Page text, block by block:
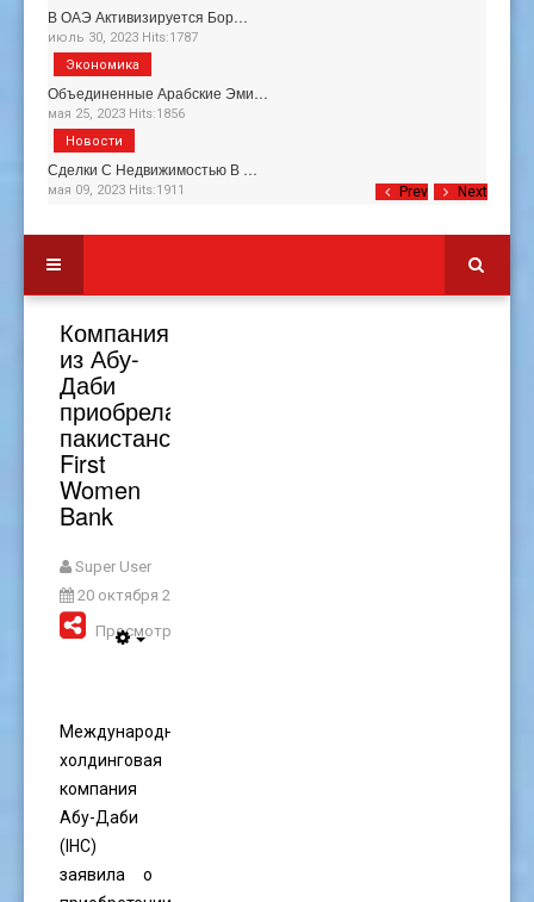
Prev Next
В ОАЭ Активизируется Бор…
июль 30, 2023 Hits:1787
Объединенные Арабские Эми…
мая 25, 2023 Hits:1856
Экономика
Сделки С Недвижимостью В …
мая 09, 2023 Hits:1911
Новости
Компания
из Абу-
Даби
приобрела
пакистанский
First
Women
Bank
Super User
20 октября 2025
Просмотров: 716
Международная
холдинговая
компания
Абу-Даби
(IHC)
заявила о